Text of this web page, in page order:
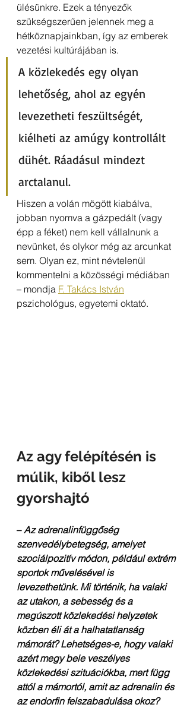
ülésünkre. Ezek a tényezők
szükségszerűen jelennek meg a
hétköznapjainkban, így az emberek
vezetési kultúrájában is.
A közlekedés egy olyan
lehetőség, ahol az egyén
levezetheti feszültségét,
kiélheti az amúgy kontrollált
dühét. Ráadásul mindezt
arctalanul.
Hiszen a volán mögött kiabálva,
jobban nyomva a gázpedált (vagy
épp a féket) nem kell vállalnunk a
nevünket, és olykor még az arcunkat
sem. Olyan ez, mint névtelenül
kommentelni a közösségi médiában
– mondja F. Takács István
pszichológus, egyetemi oktató.
Az agy felépítésén is
múlik, kiből lesz
gyorshajtó
– Az adrenalinfüggőség
szenvedélybetegség, amelyet
szociálpozitív módon, például extrém
sportok művelésével is
levezethetünk. Mi történik, ha valaki
az utakon, a sebesség és a
megúszott közlekedési helyzetek
közben éli át a halhatatlanság
mámorát? Lehetséges-e, hogy valaki
azért megy bele veszélyes
közlekedési szituációkba, mert függ
attól a mámortól, amit az adrenalin és
az endorfin felszabadulása okoz?